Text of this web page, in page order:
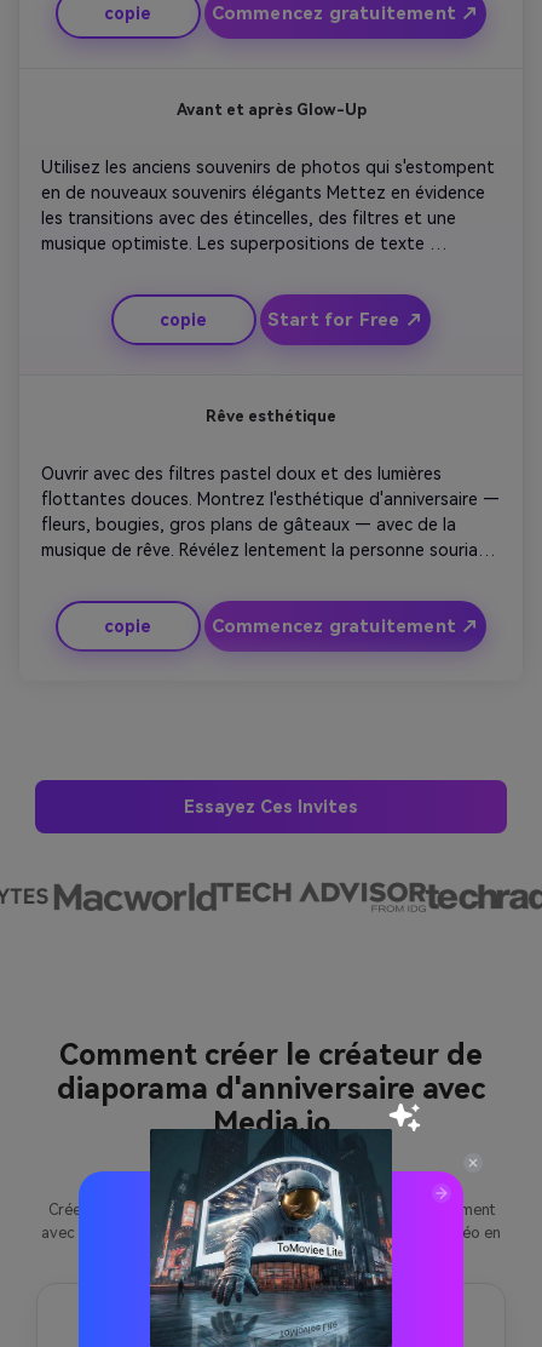
Conclure par un message de remerciement. Parfait pour
les créateurs qui font la promotion de vidéos cadeaux
copie Commencez gratuitement ↗
Avant et après Glow-Up
Utilisez les anciens souvenirs de photos qui s'estompent
en de nouveaux souvenirs élégants Mettez en évidence
les transitions avec des étincelles, des filtres et une
musique optimiste. Les superpositions de texte
brillé! '. Incluez des clips de rire entre les deux pour le
garder au chaud. Terminez avec des acclamations
d'anniversaire au ralenti alors que les confettis tombent.
copie Start for Free ↗
Rêve esthétique
Ouvrir avec des filtres pastel doux et des lumières
flottantes douces. Montrez l'esthétique d'anniversaire —
fleurs, bougies, gros plans de gâteaux — avec de la
musique de rêve. Révélez lentement la personne souriant
année de magie». Utilisez des transitions élégantes de
flou de mouvement. Fade à 'Happy Birthday' écrit en
police cursive avec fond scintillant. Idéal pour le partage
copie Commencez gratuitement ↗
Essayez Ces Invites
Comment créer le créateur de
diaporama d'anniversaire avec
Media.io
Créez du contenu de birthday slideshow maker plus rapidement
avec Media.io à l'aide de texte en vidéo, image en vidéo, vidéo en
vidéo et des outils d'édition intégrés.
1